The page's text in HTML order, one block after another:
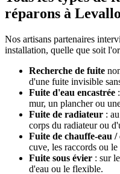
réparons à
Nos artisans partenaires
installation, quelle que soit
Recherche de fuite
d'une fuite invisible
Fuite d'eau encastrée
mur, un plancher ou
Fuite de radiateur :
corps du radiateur ou
Fuite de chauffe-eau /
cuve, les raccords ou
Fuite sous évier : sur
d'eau ou le flexible.